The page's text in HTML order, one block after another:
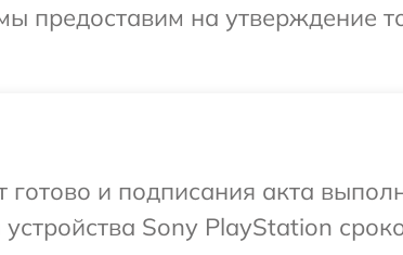
предоставим на утверждение
готово и подписания акта
Sony PlayStation